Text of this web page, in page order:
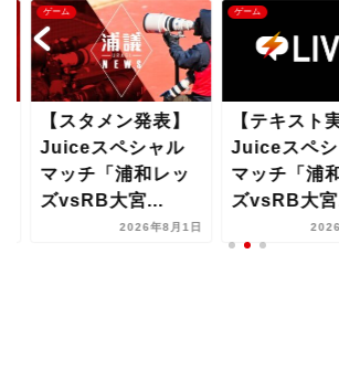
タメン発表】
スペシャル
チ「浦和レッ
大宮...
2026年8月1日
【テキスト実況】
Juiceスペシャル
マッチ「浦和レッ
ズvsRB大宮...
2026年8月1日